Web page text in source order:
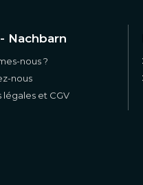
Nachbarn
nous ?
nous
légales et CGV